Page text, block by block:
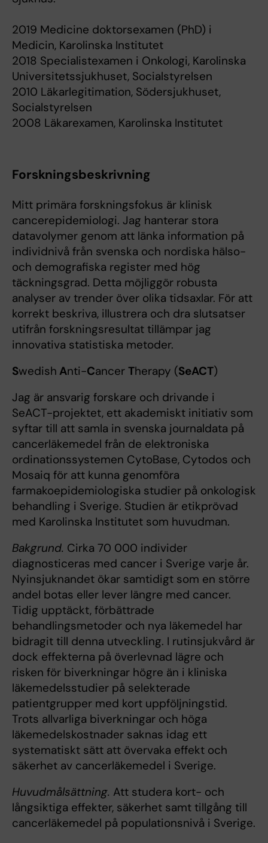
2019 Medicine doktorsexamen (PhD) i
Medicin, Karolinska Institutet
2018 Specialistexamen i Onkologi, Karolinska
Universitetssjukhuset, Socialstyrelsen
2010 Läkarlegitimation, Södersjukhuset,
Socialstyrelsen
2008 Läkarexamen, Karolinska Institutet
Forskningsbeskrivning
Mitt primära forskningsfokus är klinisk
cancerepidemiologi. Jag hanterar stora
datavolymer genom att länka information på
individnivå från svenska och nordiska hälso-
och demografiska register med hög
täckningsgrad. Detta möjliggör robusta
analyser av trender över olika tidsaxlar. För att
korrekt beskriva, illustrera och dra slutsatser
utifrån forskningsresultat tillämpar jag
innovativa statistiska metoder.
Swedish Anti-Cancer Therapy (SeACT)
Jag är ansvarig forskare och drivande i
SeACT-projektet, ett akademiskt initiativ som
syftar till att samla in svenska journaldata på
cancerläkemedel från de elektroniska
ordinationssystemen CytoBase, Cytodos och
Mosaiq för att kunna genomföra
farmakoepidemiologiska studier på onkologisk
behandling i Sverige. Studien är etikprövad
med Karolinska Institutet som huvudman.
Bakgrund. Cirka 70 000 individer
diagnosticeras med cancer i Sverige varje år.
Nyinsjuknandet ökar samtidigt som en större
andel botas eller lever längre med cancer.
Tidig upptäckt, förbättrade
behandlingsmetoder och nya läkemedel har
bidragit till denna utveckling. I rutinsjukvård är
dock effekterna på överlevnad lägre och
risken för biverkningar högre än i kliniska
läkemedelsstudier på selekterade
patientgrupper med kort uppföljningstid.
Trots allvarliga biverkningar och höga
läkemedelskostnader saknas idag ett
systematiskt sätt att övervaka effekt och
säkerhet av cancerläkemedel i Sverige.
Huvudmålsättning. Att studera kort- och
långsiktiga effekter, säkerhet samt tillgång till
cancerläkemedel på populationsnivå i Sverige.